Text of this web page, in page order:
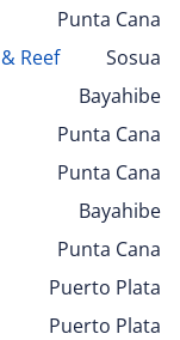
Punta Cana
Reef
Sosua
Bayahibe
Punta Cana
Punta Cana
Bayahibe
Punta Cana
Puerto Plata
Puerto Plata